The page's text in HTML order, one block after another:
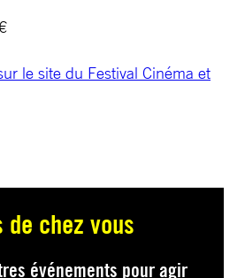
le site du Festival Cinéma et
de chez vous
événements pour agir